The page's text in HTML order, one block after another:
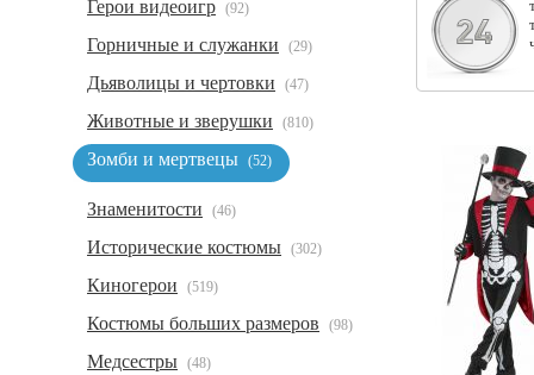
Герои видеоигр (92)
Горничные и служанки (29)
Дьяволицы и чертовки (47)
Животные и зверушки (810)
Зомби и мертвецы (52)
Знаменитости (46)
Исторические костюмы (302)
Киногерои (519)
Костюмы больших размеров (98)
Медсестры (48)